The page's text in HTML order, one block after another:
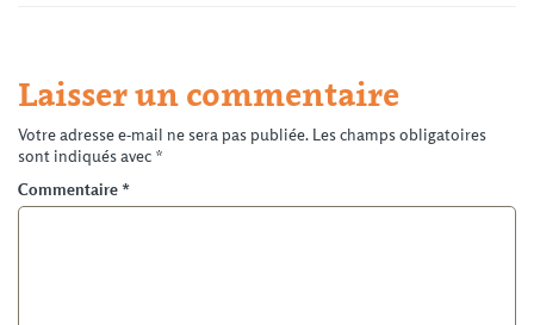
Laisser un commentaire
Votre adresse e-mail ne sera pas publiée. Les champs obligatoires
sont indiqués avec *
Commentaire *